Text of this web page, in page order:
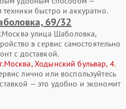
быстро и аккуратно.
69/32
улица Шаболовка,
в сервис самостоятельно
с доставкой.
Ходынский бульвар, 4.
лично или воспользуйтесь
— это удобно и экономит